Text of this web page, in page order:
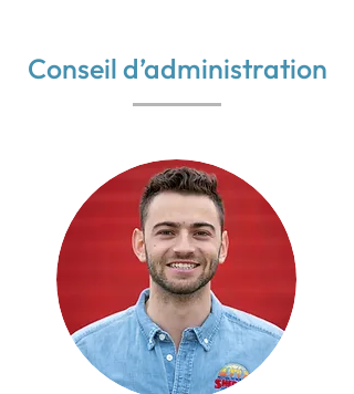
Conseil d’administration